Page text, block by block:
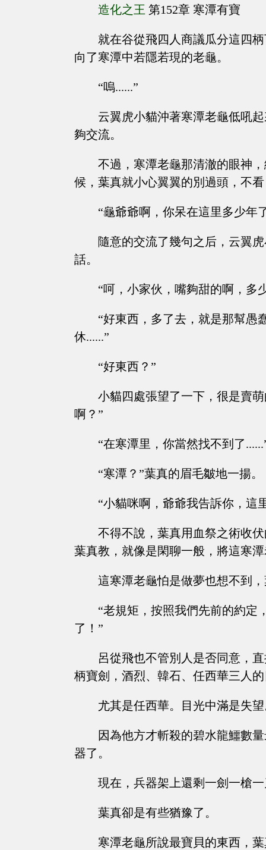
造化之王 第152章 寒潭有寶
就在谷從飛四人商議瓜分這四
向了寒潭中若隱若現的老龜。
“嗚......”
云翼虎小貓沖著寒潭老龜低吼
夠交流。
不過，寒潭老龜那清澈的眼神
候，葉真就小心翼翼的別過頭，不
“龜爺爺啊，你呆在這里多少年
隨意的交流了幾句之后，云翼
話。
“呵，小家伙，嘴夠甜的啊，多
“好東西，多了去，就是那幫愚
休......”
“好東西？”
小貓四處張望了一下，很是賣
啊？”
“在寒潭里，你當然找不到了
“寒潭？”葉真的眉毛皺地一揚。
“小貓咪啊，爺爺我告訴你，這
不得不說，葉真用血祭之術收
葉真教，就像是閑聊一般，將這寒
這寒潭老龜怕是做夢也想不到
“老規矩，按照我們先前的約定
了！”
呂從飛也不管別人是否同意，
柄寶劍，酒烈、韓石、任西華三人
尤其是任西華。目光中滿是失
因為他方才斬殺的碧水龍鱷數
器了。
現在，兵器架上還剩一劍一槍
葉真卻是有些猶豫了。
寒潭老龜所說最寶貝的東西，